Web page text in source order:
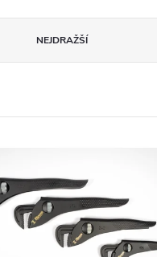
NEJDRAŽŠÍ